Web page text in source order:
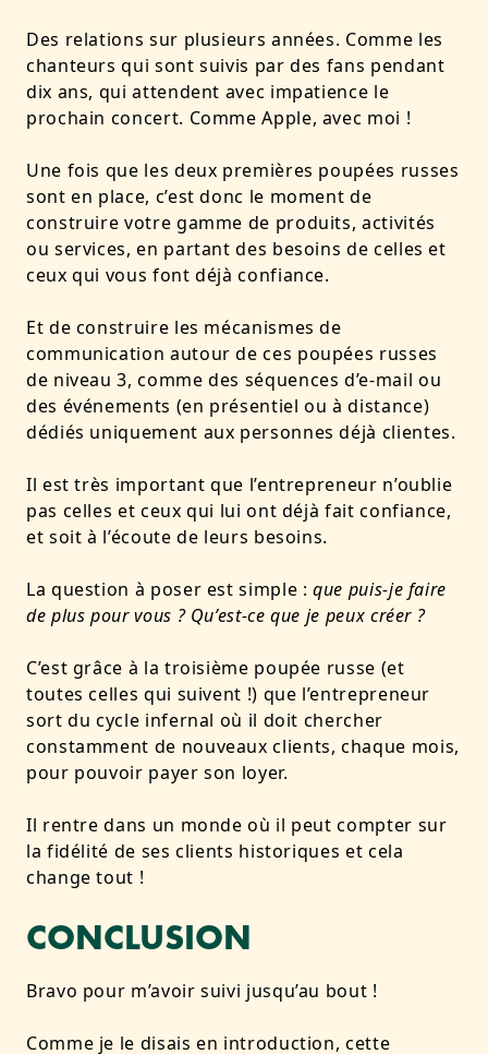
Des relations sur plusieurs années. Comme les
chanteurs qui sont suivis par des fans pendant
dix ans, qui attendent avec impatience le
prochain concert. Comme Apple, avec moi !
Une fois que les deux premières poupées russes
sont en place, c’est donc le moment de
construire votre gamme de produits, activités
ou services, en partant des besoins de celles et
ceux qui vous font déjà confiance.
Et de construire les mécanismes de
communication autour de ces poupées russes
de niveau 3, comme des séquences d’e-mail ou
des événements (en présentiel ou à distance)
dédiés uniquement aux personnes déjà clientes.
Il est très important que l’entrepreneur n’oublie
pas celles et ceux qui lui ont déjà fait confiance,
et soit à l’écoute de leurs besoins.
La question à poser est simple :que puis-je faire
de plus pour vous ? Qu’est-ce que je peux créer ?
C’est grâce à la troisième poupée russe (et
toutes celles qui suivent !) que l’entrepreneur
sort du cycle infernal où il doit chercher
constamment de nouveaux clients, chaque mois,
pour pouvoir payer son loyer.
Il rentre dans un monde où il peut compter sur
la fidélité de ses clients historiques et cela
change tout !
CONCLUSION
Bravo pour m’avoir suivi jusqu’au bout !
Comme je le disais en introduction, cette